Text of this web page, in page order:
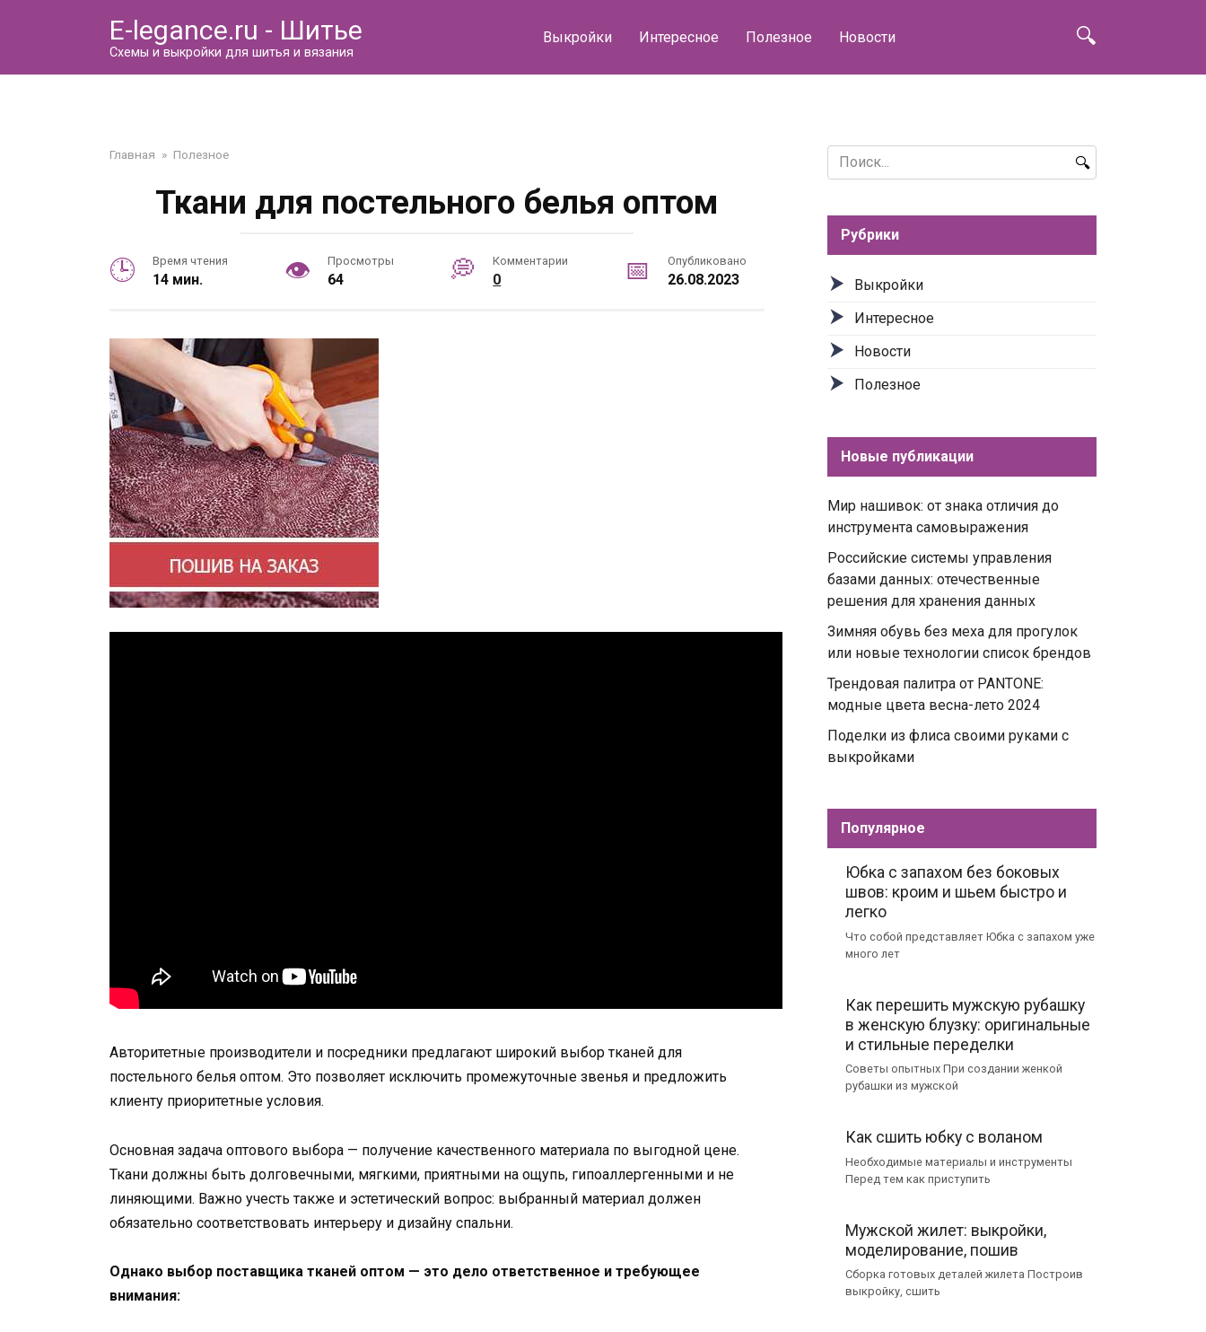
E-legance.ru - Шитье
Схемы и выкройки для шитья и вязания
Выкройки Интересное Полезное Новости
Главная » Полезное
Ткани для постельного белья оптом
Время чтения
14 мин.
Просмотры
64
Комментарии
0
Опубликовано
26.08.2023
Авторитетные производители и посредники предлагают широкий выбор тканей для
постельного белья оптом. Это позволяет исключить промежуточные звенья и предложить
клиенту приоритетные условия.
Основная задача оптового выбора — получение качественного материала по выгодной цене.
Ткани должны быть долговечными, мягкими, приятными на ощупь, гипоаллергенными и не
линяющими. Важно учесть также и эстетический вопрос: выбранный материал должен
обязательно соответствовать интерьеру и дизайну спальни.
Однако выбор поставщика тканей оптом — это дело ответственное и требующее
внимания:
Search
for:
Рубрики
Выкройки
Интересное
Новости
Полезное
Новые публикации
Мир нашивок: от знака отличия до
инструмента самовыражения
Российские системы управления
базами данных: отечественные
решения для хранения данных
Зимняя обувь без меха для прогулок
или новые технологии список брендов
Трендовая палитра от PANTONE:
модные цвета весна-лето 2024
Поделки из флиса своими руками с
выкройками
Популярное
Юбка с запахом без боковых
швов: кроим и шьем быстро и
легко
Что собой представляет Юбка с запахом уже
много лет
Как перешить мужскую рубашку
в женскую блузку: оригинальные
и стильные переделки
Советы опытных При создании женкой
рубашки из мужской
Как сшить юбку с воланом
Необходимые материалы и инструменты
Перед тем как приступить
Мужской жилет: выкройки,
моделирование, пошив
Сборка готовых деталей жилета Построив
выкройку, сшить